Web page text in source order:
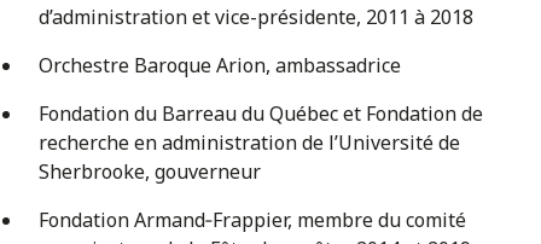
d’administration et vice-présidente, 2011 à 2018
Orchestre Baroque Arion, ambassadrice
Fondation du Barreau du Québec et Fondation de
recherche en administration de l’Université de
Sherbrooke, gouverneur
Fondation Armand‑Frappier, membre du comité